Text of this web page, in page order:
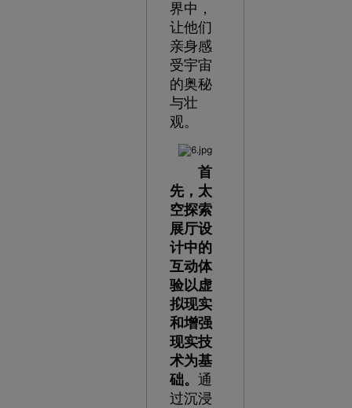
界中，
让他们
亲身感
受宇宙
的奥秘
与壮
观。
首
先，太
空探索
展厅设
计中的
互动体
验以虚
拟现实
和增强
现实技
术为基
础。 通
过沉浸